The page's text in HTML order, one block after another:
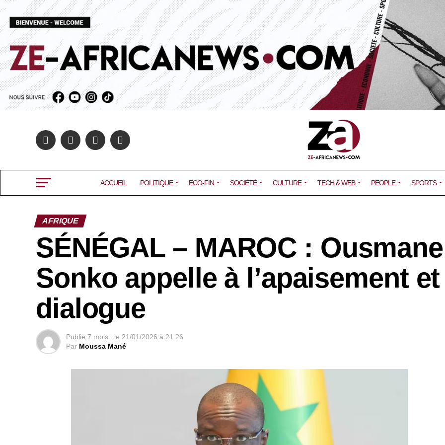
ACCUEIL POLITIQUE ECO-FIN SOCIÉTÉ CULTURE TECH & WEB PEOPLE SPORTS
AFRIQUE
SÉNÉGAL – MAROC : Ousmane
Sonko appelle à l’apaisement
dialogue
Publie 7 mois . le 21/01/2026 à 21:26
Par Moussa Mané